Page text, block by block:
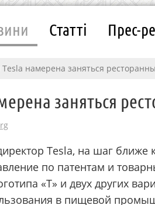
Статті Прес-
намерена заняться
заняться
Tesla, на шаг ближе
по патентам и
«Т» и двух других
в пищевой